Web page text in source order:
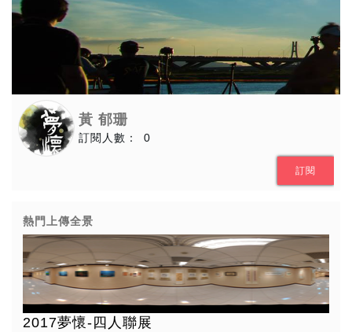
黃 郁珊
訂閱人數： 0
訂閱
熱門上傳全景
2017夢懷-四人聯展